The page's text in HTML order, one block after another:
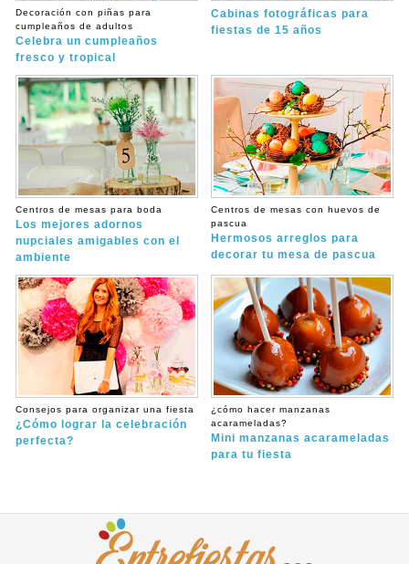
Decoración con piñas para
cumpleaños de adultos
Celebra un cumpleaños
fresco y tropical
Cabinas fotográficas para
fiestas de 15 años
Centros de mesas para boda
Los mejores adornos
nupciales amigables con el
ambiente
Centros de mesas con huevos de
pascua
Hermosos arreglos para
decorar tu mesa de pascua
Consejos para organizar una fiesta
¿Cómo lograr la celebración
perfecta?
¿cómo hacer manzanas
acarameladas?
Mini manzanas acarameladas
para tu fiesta